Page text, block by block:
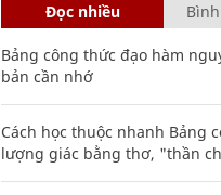
Đọc nhiều
Bảng công thức đạo hàm
bản cần nhớ
Cách học thuộc nhanh Bảng
lượng giác bằng thơ, "thần